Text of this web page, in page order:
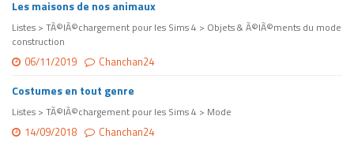
Les maisons de nos animaux
Listes > TÃ©lÃ©chargement pour les Sims 4 > Objets & Ã©lÃ©ments du mode
construction
06/11/2019 Chanchan24
Costumes en tout genre
Listes > TÃ©lÃ©chargement pour les Sims 4 > Mode
14/09/2018 Chanchan24